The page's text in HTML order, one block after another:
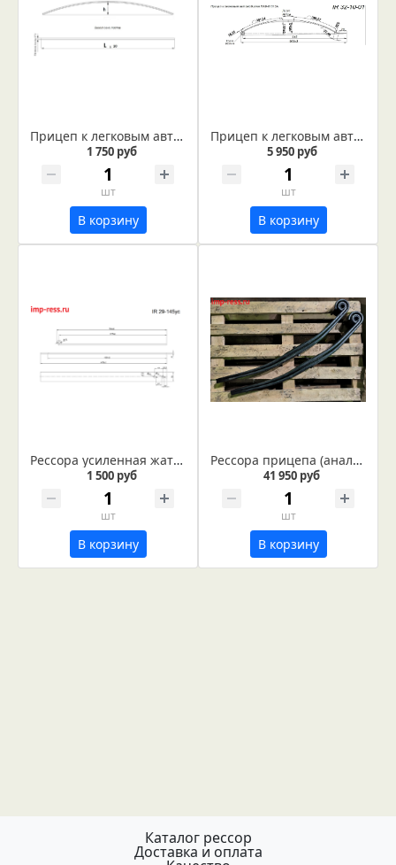
Прицеп к легковым автомобилям ЛАВ- 81013А рессора, лист дополнительный из полосы 50*8 (Арт. IR 32-10-02)
1 750 руб
шт
В корзину
Прицеп к легковым автомобилям ЛАВ- 81013А рессора, лист №1 (Арт. IR 32-10-01)
5 950 руб
шт
В корзину
Рессора усиленная жатки Палессе КЗК 2503405А/-01 (IR 29-145ус)
1 500 руб
шт
В корзину
Рессора прицепа (аналог ADR 4181003)
41 950 руб
шт
В корзину
Каталог рессор
Доставка и оплата